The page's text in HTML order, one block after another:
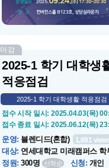
니다.
마감
2025-1 학기 대학생
적응점검
2025-1 학기 대학생활 적응점검
접수 시작 일시 : 2025.04.03(목)
접수 종료 일시 : 2025.06.12(목)
운영: 블렌디드(혼합) 1,691
대상: 연세대학교 미래캠퍼스 학
정원: 300명 선착순 신청: 개인